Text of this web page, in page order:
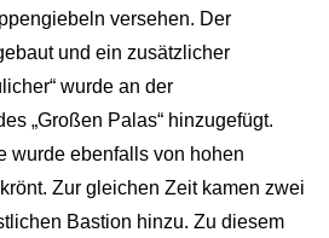
versehen. Der
und ein zusätzlicher
wurde an der
„Großen Palas“ hinzugefügt.
wurde ebenfalls von hohen
Zur gleichen Zeit kamen zwei
Bastion hinzu. Zu diesem